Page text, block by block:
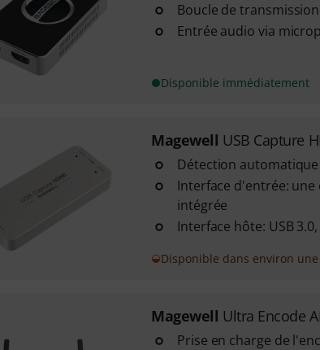
Boucle de
Entrée audio via
Disponible immédiatement
Magewell USB Capture
Détection
Interface d'entrée:
intégrée
Interface hôte: USB
Disponible dans environ
Magewell Ultra Encode
Prise en charge de